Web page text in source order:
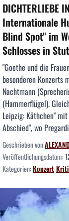
DICHTERLIEBE
Internationale
Blind Spot" im
Schlosses in
"Goethe und die
besonderen Konzerts
Nachtmann
(Hammerflügel).
Leipzig: Käthchen"
Abschied", wo
Geschrieben von
Veröffentlichungsdatum:
Kategorien:Konzert